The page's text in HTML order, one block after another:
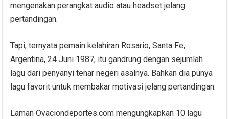
mengenakan perangkat audio atau headset jelang
pertandingan.
Tapi, ternyata pemain kelahiran Rosario, Santa Fe,
Argentina, 24 Juni 1987, itu gandrung dengan sejumlah
lagu dari penyanyi tenar negeri asalnya. Bahkan dia punya
lagu favorit untuk membakar motivasi jelang pertandingan.
Laman Ovaciondeportes.com mengungkapkan 10 lagu